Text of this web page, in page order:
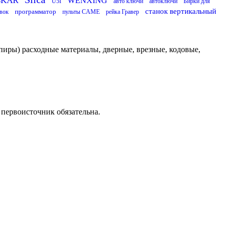
программатор пульты CAME рейка Гравер станок вертикальный
расходные материалы, дверные, врезные, кодовые,
обязательна.